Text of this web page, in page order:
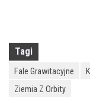
Tagi
Fale Grawitacyjne
Ziemia Z Orbity